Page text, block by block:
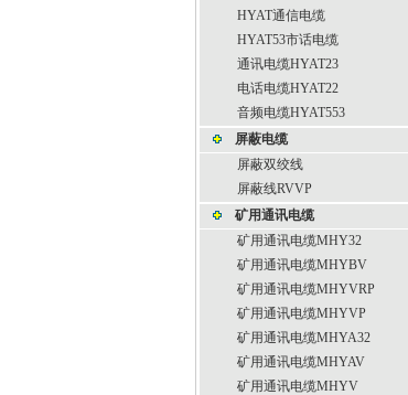
HYAT通信电缆
HYAT53市话电缆
通讯电缆HYAT23
电话电缆HYAT22
音频电缆HYAT553
屏蔽电缆
屏蔽双绞线
屏蔽线RVVP
矿用通讯电缆
矿用通讯电缆MHY32
矿用通讯电缆MHYBV
矿用通讯电缆MHYVRP
矿用通讯电缆MHYVP
矿用通讯电缆MHYA32
矿用通讯电缆MHYAV
矿用通讯电缆MHYV